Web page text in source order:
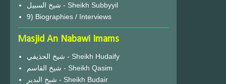
شيخ السبيل - Sheikh Subbyyil
9) Biographies / Interviews
Masjid An Nabawi Imams
شيخ الحذيفي - Sheikh Hudaify
شيخ القاسم - Sheikh Qasim
شيخ البدير - Sheikh Budair